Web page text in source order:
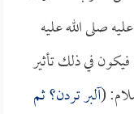
صلى الله عليه
في ذلك تأثير
(آلبر تردن؟ ثم